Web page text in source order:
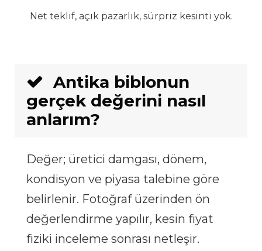
Net teklif, açık pazarlık, sürpriz kesinti yok.
Antika biblonun
gerçek değerini nasıl
anlarım?
Değer; üretici damgası, dönem,
kondisyon ve piyasa talebine göre
belirlenir. Fotoğraf üzerinden ön
değerlendirme yapılır, kesin fiyat
fiziki inceleme sonrası netleşir.